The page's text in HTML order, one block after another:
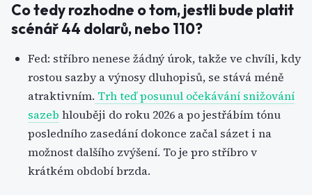
Co tedy rozhodne o tom, jestli bude platit
scénář 44 dolarů, nebo 110?
Fed: stříbro nenese žádný úrok, takže ve chvíli, kdy
rostou sazby a výnosy dluhopisů, se stává méně
atraktivním. Trh teď posunul očekávání snižování
sazeb hlouběji do roku 2026 a po jestřábím tónu
posledního zasedání dokonce začal sázet i na
možnost dalšího zvýšení. To je pro stříbro v
krátkém období brzda.